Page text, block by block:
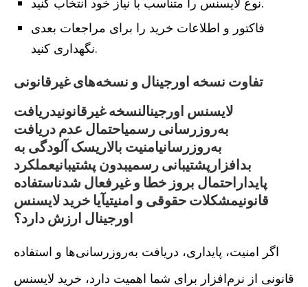
فاکتور و اطلاعات خرید را برای مراجعات بعدی
نگهداری کنید.
تفاوت نسخه اورجینال و نسخه‌های غیرقانونی
لایسنس اورجینالنسخه غیرقانونیدریافت
به‌روزرسانی رسمیاحتمال عدم دریافت
به‌روزرسانیامنیت بالاریسک آلودگی به
بدافزارپشتیبانی رسمیبدون پشتیبانیعملکرد
پایداراحتمال بروز خطا و غیرفعال شدناستفاده
قانونیمشکلات حقوقی و امنیتیآیا خرید لایسنس
اورجینال ارزش دارد؟
اگر امنیت، پایداری، دریافت به‌روزرسانی‌ها و استفاده
قانونی از نرم‌افزار برای شما اهمیت دارد، خرید لایسنس